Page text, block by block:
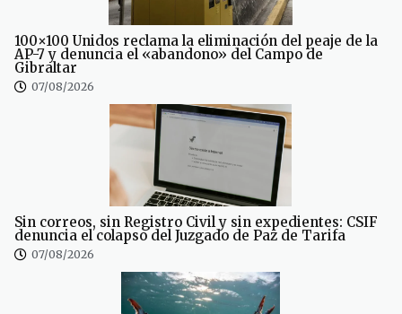
100×100 Unidos reclama la eliminación del peaje de la
AP-7 y denuncia el «abandono» del Campo de
Gibraltar
07/08/2026
Sin correos, sin Registro Civil y sin expedientes: CSIF
denuncia el colapso del Juzgado de Paz de Tarifa
07/08/2026